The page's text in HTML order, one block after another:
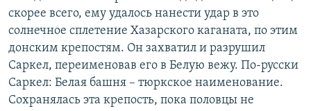
скорее всего, ему удалось нанести удар в это
солнечное сплетение Хазарского каганата, по этим
донским крепостям. Он захватил и разрушил
Саркел, переименовав его в Белую вежу. По-русски
Саркел: Белая башня – тюркское наименование.
Сохранялась эта крепость, пока половцы не